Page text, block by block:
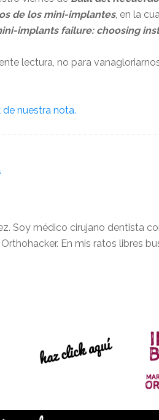
de los mini-implantes, en la
implants failure: choosing
lectura, no para
nuestra nota.
Soy médico cirujano dentista
En mis ratos libres